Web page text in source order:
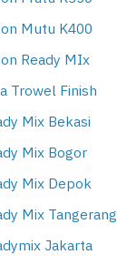
Mutu K400
Ready MIx
Trowel Finish
Mix Bekasi
Mix Bogor
Mix Depok
Mix Tangerang
Jakarta